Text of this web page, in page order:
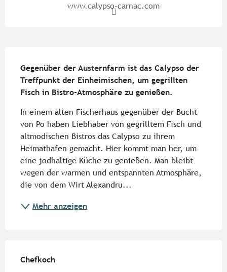
www.calypso-carnac.com
Gegenüber der Austernfarm ist das Calypso der
Treffpunkt der Einheimischen, um gegrillten
Fisch in Bistro-Atmosphäre zu genießen.
In einem alten Fischerhaus gegenüber der Bucht
von Po haben Liebhaber von gegrilltem Fisch und
altmodischen Bistros das Calypso zu ihrem
Heimathafen gemacht. Hier kommt man her, um
eine jodhaltige Küche zu genießen. Man bleibt
wegen der warmen und entspannten Atmosphäre,
die von dem Wirt Alexandru...
Mehr anzeigen
Chefkoch
Chefkoch